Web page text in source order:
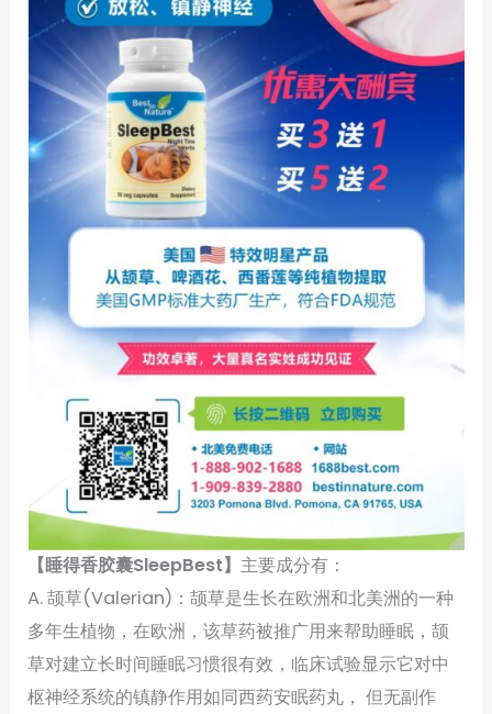
【睡得香胶囊SleepBest】主要成分有：
A. 颉草(Valerian)：颉草是生长在欧洲和北美洲的一种
多年生植物，在欧洲，该草药被推广用来帮助睡眠，颉
草对建立长时间睡眠习惯很有效，临床试验显示它对中
枢神经系统的镇静作用如同西药安眠药丸， 但无副作